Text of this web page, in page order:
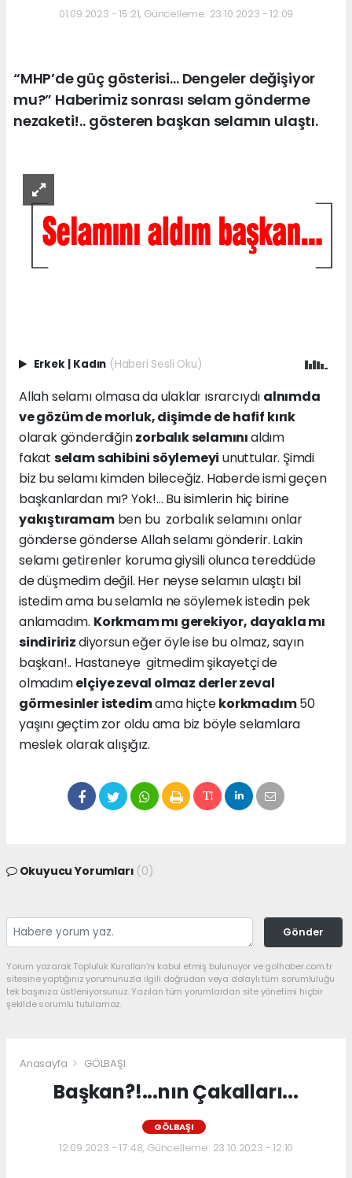
01.09.2023 - 15:21, Güncelleme: 23.10.2023 - 12:09
“MHP’de güç gösterisi… Dengeler değişiyor
mu?” Haberimiz sonrası selam gönderme
nezaketi!.. gösteren başkan selamın ulaştı.
Erkek | Kadın (Haberi Sesli Oku)
Allah selamı olmasa da ulaklar ısrarcıydı alnımda
ve gözüm de morluk, dişimde de hafif kırık
olarak gönderdiğinzorbalık selamınıaldım
fakat selam sahibini söylemeyi unuttular. Şimdi
biz bu selamı kimden bileceğiz. Haberde ismi geçen
başkanlardan mı? Yok!... Bu isimlerin hiç birine
yakıştıramamben bu zorbalık selamını onlar
gönderse gönderse Allah selamı gönderir. Lakin
selamı getirenler koruma giysili olunca tereddüde
de düşmedim değil. Her neyse selamın ulaştı bil
istedim ama bu selamla ne söylemek istedin pek
anlamadım. Korkmam mı gerekiyor, dayakla mı
sindiririzdiyorsun eğer öyle ise bu olmaz, sayın
başkan!.. Hastaneye gitmedim şikayetçi de
olmadımelçiye zeval olmaz derler zeval
görmesinler istedimama hiçtekorkmadım50
yaşını geçtim zor oldu ama biz böyle selamlara
meslek olarak alışığız.
Okuyucu Yorumları (0)
Gönder
Yorum yazarak Topluluk Kuralları’nı kabul etmiş bulunuyor ve golhaber.com.tr
sitesine yaptığınız yorumunuzla ilgili doğrudan veya dolaylı tüm sorumluluğu
tek başınıza üstleniyorsunuz. Yazılan tüm yorumlardan site yönetimi hiçbir
şekilde sorumlu tutulamaz.
Anasayfa GÖLBAŞI
Başkan?!...nın Çakalları...
GÖLBAŞI
12.09.2023 - 17:48, Güncelleme: 23.10.2023 - 12:10